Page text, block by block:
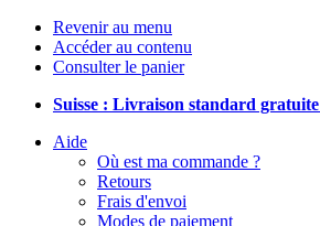
Revenir au menu
Accéder au contenu
Consulter le panier
Suisse : Livraison standard gratuite
Aide
Où est ma commande ?
Retours
Frais d'envoi
Modes de paiement